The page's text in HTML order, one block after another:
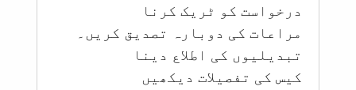
درخواست کو ٹریک کرنا
مراعات کی دوبارہ تصدیق کریں۔
تبدیلیوں کی اطلاع دینا
کیس کی تفصیلات دیکھیں